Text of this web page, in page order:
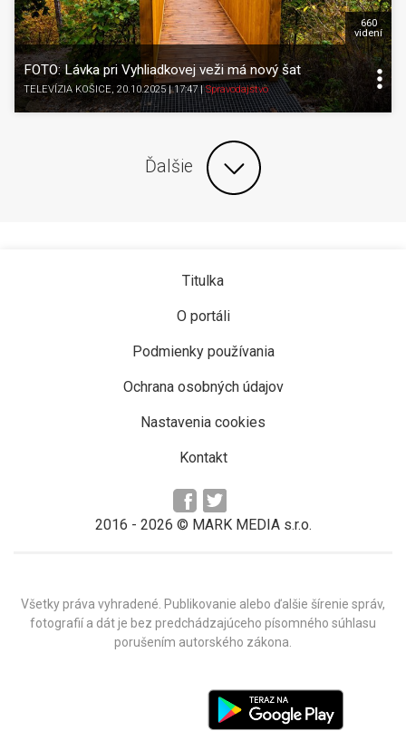
FOTO: Lávka pri Vyhliadkovej veži má nový šat
TELEVÍZIA KOŠICE, 20.10.2025 | 17:47|Spravodajstvo
660
videní
Ďalšie
Titulka
O portáli
Podmienky používania
Ochrana osobných údajov
Nastavenia cookies
Kontakt
2016 - 2026 © MARK MEDIA s.r.o.
Všetky práva vyhradené. Publikovanie alebo ďalšie šírenie správ,
fotografií a dát je bez predchádzajúceho písomného súhlasu
porušením autorského zákona.